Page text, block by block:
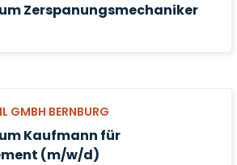
Zerspanungsmechaniker
GMBH BERNBURG
Kaufmann für
(m/w/d)